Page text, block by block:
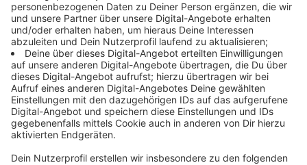
Das OP-Zentrum wird eins der modernsten in ganz
NRW - es stellt die Weichen für die Zukunft des EVK.
Es wird ins Hauptgebäude und das angrenzende
Ärztehaus eins einziehen. Unter anderem wird es einen
speziellen Robotik OP geben - auch ein Hybrid-OP für
die Gefäß-Chirurgie ist geplant.
So soll das Zentrum ein Gewinn für das Personal und
die Patienten sein: Durch die neuen Strukturen werden
Abläufe schneller und Wege sowie Wartezeiten kürzer.